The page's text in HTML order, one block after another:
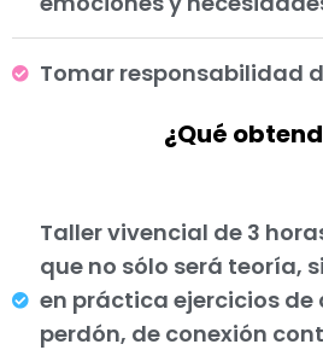
Tomar responsabilidad
¿Qué
Taller vivencial de 3
que no sólo será teoría,
en práctica ejercicios de
perdón, de conexión